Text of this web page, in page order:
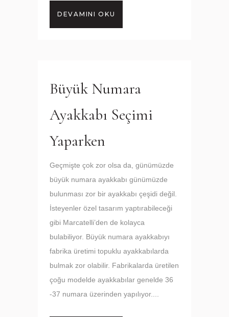
DEVAMINI OKU
Büyük Numara
Ayakkabı Seçimi
Yaparken
Geçmişte çok zor olsa da, günümüzde
büyük numara ayakkabı günümüzde
bulunması zor bir ayakkabı çeşidi değil.
İsteyenler özel tasarım yaptırabileceği
gibi Marcatelli’den de kolayca
bulabiliyor. Büyük numara ayakkabıyı
fabrika üretimi topuklu ayakkabılarda
bulmak zor olabilir. Fabrikalarda üretilen
çoğu modelde ayakkabılar genelde 36
-37 numara üzerinden yapılıyor....